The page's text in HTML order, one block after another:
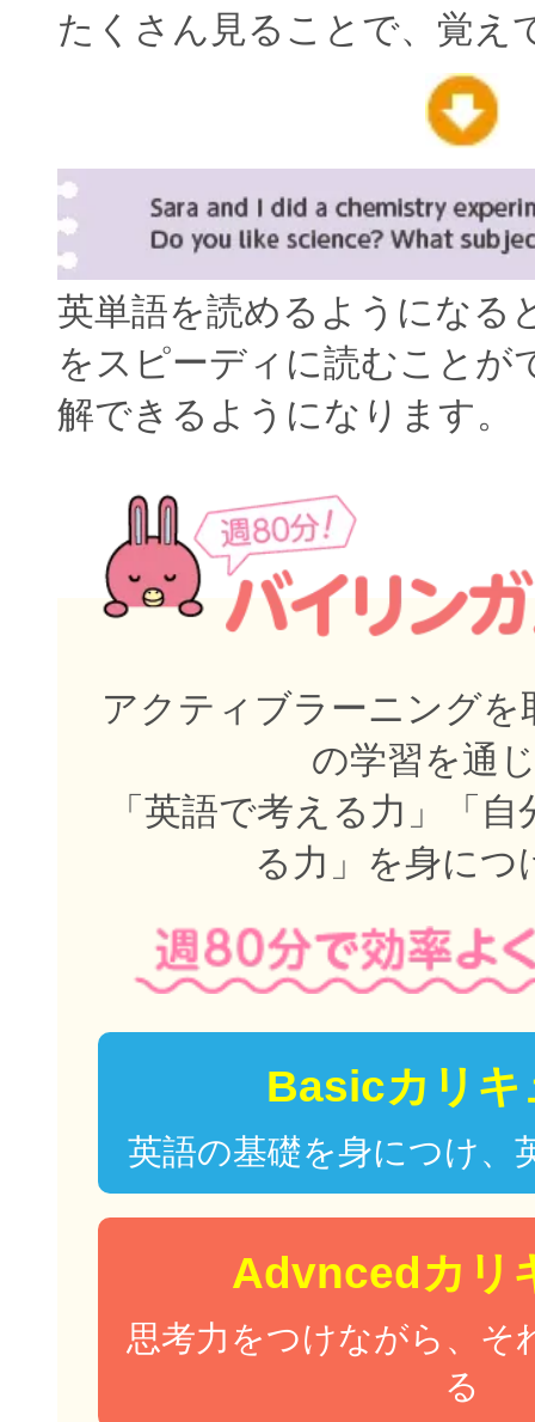
たくさん見ることで、覚え
英単語を読めるようになる
をスピーディに読むことが
解できるようになります。
アクティブラーニングを
の学習を通
「英語で考える力」「
る力」を身につ
Basicカリキ
英語の基礎を身につけ、
Advncedカリ
思考力をつけながら、そ
る